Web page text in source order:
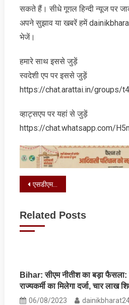
सकते हैं। सीधे गूगल हिन्‍दी न्‍यूज पर
अपने सुझाव या खबरें हमें
भेजें।
हमारे साथ इससे जुड़ें
स्‍वदेशी एप पर इससे जुड़ें
https://chat.arattai.in/groups/
व्‍हाट्सएप पर यहां से जुड़ें
https://chat.whatsapp.com/
Post
एसडीएम ने गैस सिलेंडर की कालाबाजारी की शिकायत के लिए जारी किया नंबर
Related Posts
Bihar: सीएम नीतीश का बड़ा फैसला:
राज्यकर्मी का मिलेगा दर्जा, चार लाख
06/08/2023